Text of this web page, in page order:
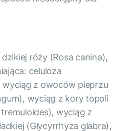
róży (Rosa canina),
celuloza
z owoców pieprzu
wyciąg z kory topoli
wyciąg z
(Glycyrrhyza glabra),